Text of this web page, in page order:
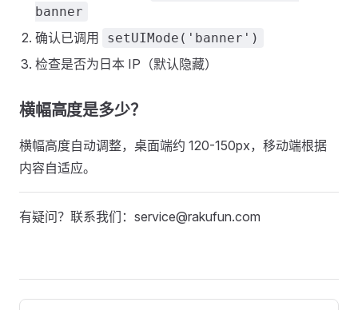
banner
确认已调用 setUIMode('banner')
检查是否为日本 IP（默认隐藏）
横幅高度是多少？
横幅高度自动调整，桌面端约 120-150px，移动端根据
内容自适应。
有疑问？联系我们：service@rakufun.com